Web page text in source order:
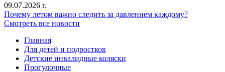
09.07.2026 г.
Почему летом важно следить за давлением каждому?
Смотреть все новости
Главная
Для детей и подростков
Детские инвалидные коляски
Прогулочные